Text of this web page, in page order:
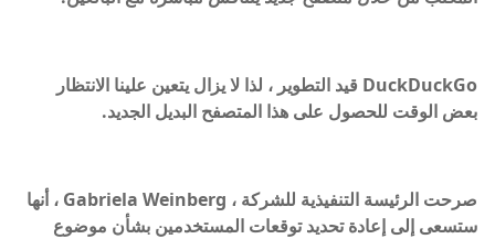
DuckDuckGo قيد التطوير ، لذا لا يزال يتعين علينا الانتظار
بعض الوقت للحصول على هذا المتصفح البديل الجديد.
صرحت الرئيسة التنفيذية للشركة ، Gabriela Weinberg ، أنها
ستسعى إلى إعادة تحديد توقعات المستخدمين بشأن موضوع